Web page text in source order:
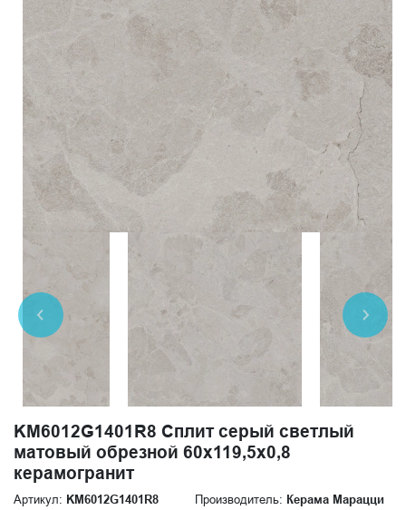
KM6012G1401R8 Сплит серый светлый
матовый обрезной 60x119,5x0,8
керамогранит
Артикул: KM6012G1401R8 Производитель: Керама Марацци